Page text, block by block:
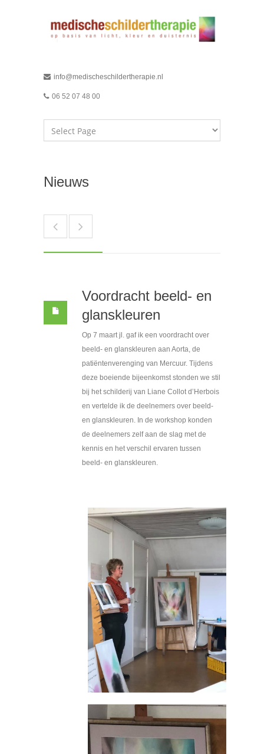
info@medischeschildertherapie.nl
06 52 07 48 00
Nieuws
Voordracht beeld- en
glanskleuren
Op 7 maart jl. gaf ik een voordracht over
beeld- en glanskleuren aan Aorta, de
patiëntenverenging van Mercuur. Tijdens
deze boeiende bijeenkomst stonden we stil
bij het schilderij van Liane Collot d’Herbois
en vertelde ik de deelnemers over beeld-
en glanskleuren. In de workshop konden
de deelnemers zelf aan de slag met de
kennis en het verschil ervaren tussen
beeld- en glanskleuren.